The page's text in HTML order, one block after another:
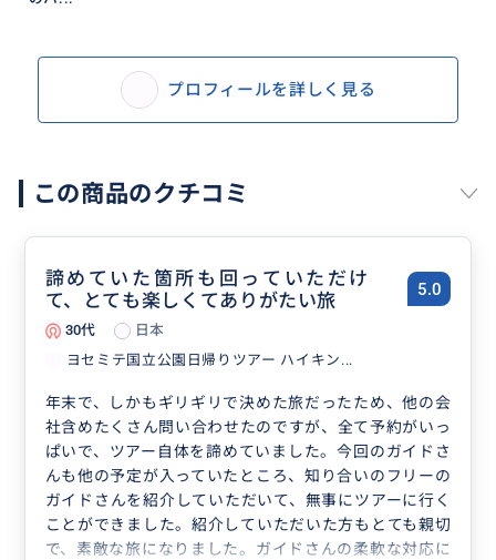
プロフィールを詳しく見る
この商品のクチコミ
諦めていた箇所も回っていただけ
て、とても楽しくてありがたい旅
5.0
30代
日本
ヨセミテ国立公園日帰りツアー ハイキン...
年末で、しかもギリギリで決めた旅だったため、他の会
社含めたくさん問い合わせたのですが、全て予約がいっ
ぱいで、ツアー自体を諦めていました。今回のガイドさ
んも他の予定が入っていたところ、知り合いのフリーの
ガイドさんを紹介していただいて、無事にツアーに行く
ことができました。紹介していただいた方もとても親切
で、素敵な旅になりました。ガイドさんの柔軟な対応に